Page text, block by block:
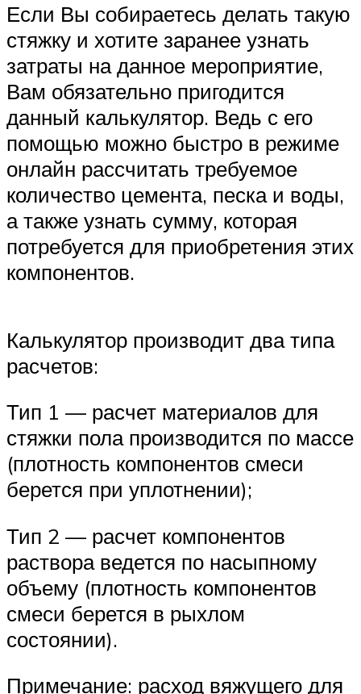
Если Вы собираетесь делать такую
стяжку и хотите заранее узнать
затраты на данное мероприятие,
Вам обязательно пригодится
данный калькулятор. Ведь с его
помощью можно быстро в режиме
онлайн рассчитать требуемое
количество цемента, песка и воды,
а также узнать сумму, которая
потребуется для приобретения этих
компонентов.
Калькулятор производит два типа
расчетов:
Тип 1 — расчет материалов для
стяжки пола производится по массе
(плотность компонентов смеси
берется при уплотнении);
Тип 2 — расчет компонентов
раствора ведется по насыпному
объему (плотность компонентов
смеси берется в рыхлом
состоянии).
Примечание: расход вяжущего для